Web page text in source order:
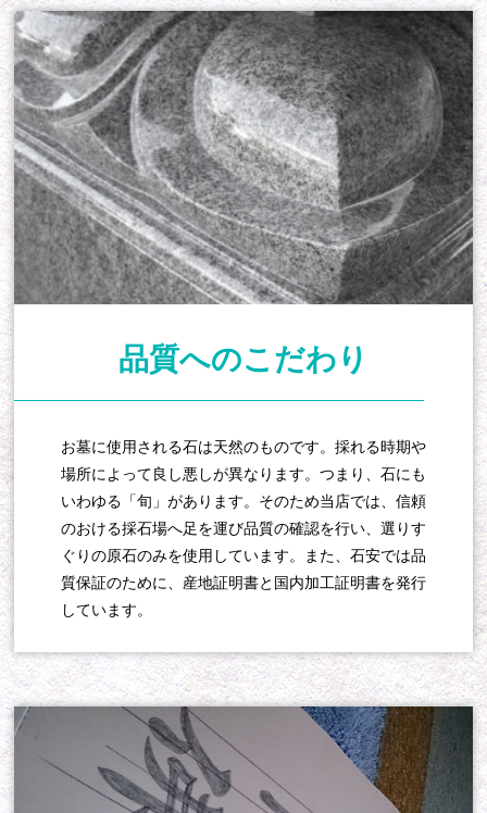
品質へのこだわり
お墓に使用される石は天然のものです。採れる時期や
場所によって良し悪しが異なります。つまり、石にも
いわゆる「旬」があります。そのため当店では、信頼
のおける採石場へ足を運び品質の確認を行い、選りす
ぐりの原石のみを使用しています。また、石安では品
質保証のために、産地証明書と国内加工証明書を発行
しています。